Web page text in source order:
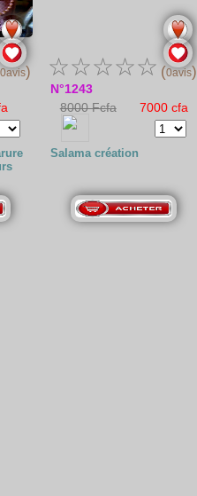
0avis) ☆☆☆☆☆ (0avis)
N°1243
8000 Fcfa
7000 cfa
Salama création